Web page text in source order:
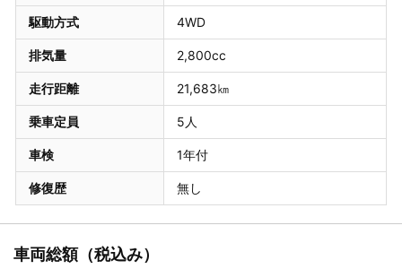
駆動方式 4WD
排気量 2,800cc
走行距離 21,683㎞
乗車定員 5人
車検 1年付
修復歴 無し
車両総額（税込み）